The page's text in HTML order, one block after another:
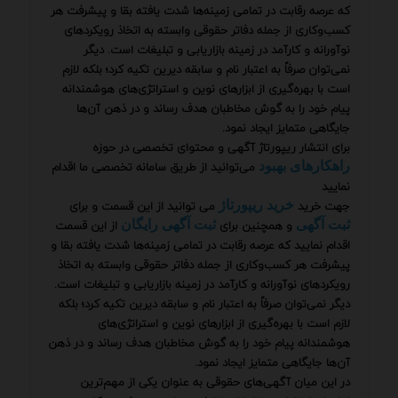
که عرصه رقابت در تمامی زمینه‌ها شدت یافته بقا و پیشرفت هر
کسب‌وکاری از جمله دفاتر حقوقی وابسته به اتخاذ رویکردهای
نوآورانه و کارآمد در زمینه بازاریابی و تبلیغات است. دیگر
نمی‌توان صرفاً به اعتبار نام و سابقه دیرین تکیه کرد؛ بلکه لازم
است با بهره‌گیری از ابزارهای نوین و استراتژی‌های هوشمندانه
پیام خود را به گوش مخاطبان هدف رساند و در ذهن آن‌ها
جایگاهی متمایز ایجاد نمود.
برای انتشار ریپورتاژ آگهی و محتوای تخصصی در حوزه
راهکارهای بهبود می‌توانید از طریق سامانه تخصصی ما اقدام
نمایید
جهت خرید خرید ریپورتاژ می توانید از این قسمت و برای
ثبت آگهی و همچنین برای ثبت آگهی رایگان از این قسمت
اقدام نمایید که عرصه رقابت در تمامی زمینه‌ها شدت یافته بقا و
پیشرفت هر کسب‌وکاری از جمله دفاتر حقوقی وابسته به اتخاذ
رویکردهای نوآورانه و کارآمد در زمینه بازاریابی و تبلیغات است.
دیگر نمی‌توان صرفاً به اعتبار نام و سابقه دیرین تکیه کرد؛ بلکه
لازم است با بهره‌گیری از ابزارهای نوین و استراتژی‌های
هوشمندانه پیام خود را به گوش مخاطبان هدف رساند و در ذهن
آن‌ها جایگاهی متمایز ایجاد نمود.
در این میان آگهی‌های حقوقی به عنوان یکی از مهم‌ترین